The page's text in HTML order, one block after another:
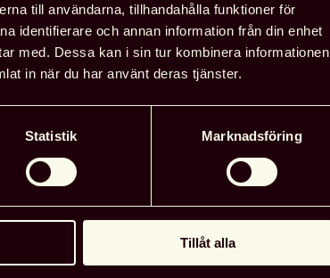
till användarna, tillhandahålla funktioner för
identifierare och annan information från din enhet
med. Dessa kan i sin tur kombinera informationen
in när du har använt deras tjänster.
Statistik Marknadsföring
Tillåt alla